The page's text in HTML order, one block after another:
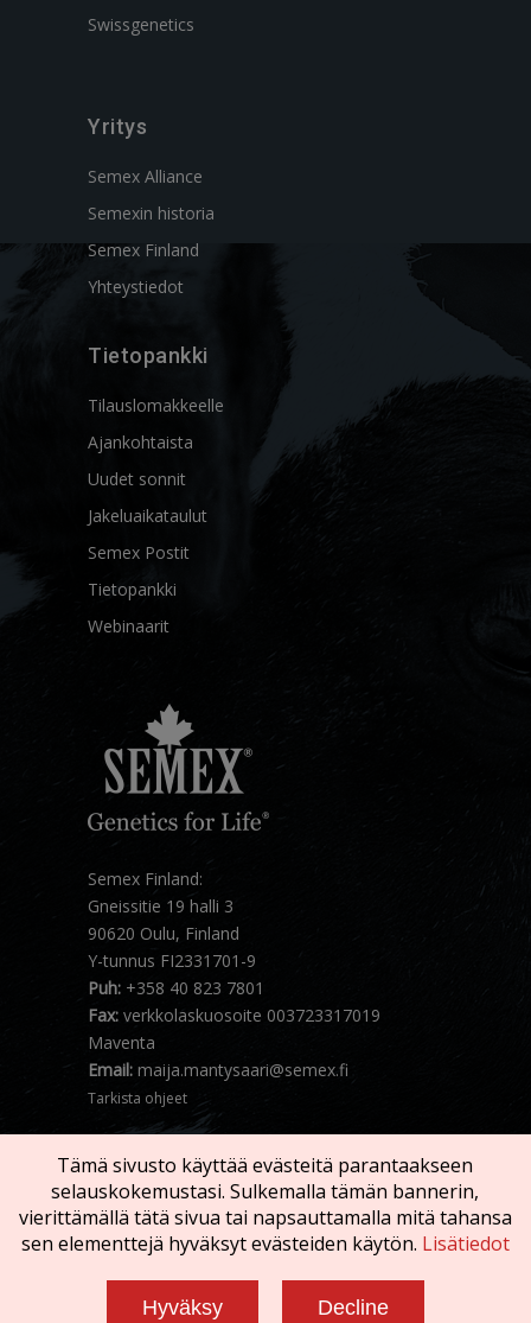
Swissgenetics
Yritys
Semex Alliance
Semexin historia
Semex Finland
Yhteystiedot
Tietopankki
Tilauslomakkeelle
Ajankohtaista
Uudet sonnit
Jakeluaikataulut
Semex Postit
Tietopankki
Webinaarit
Semex Finland:
Gneissitie 19 halli 3
90620 Oulu, Finland
Y-tunnus FI2331701-9
Puh: +358 40 823 7801
Fax: verkkolaskuosoite 003723317019
Maventa
Email: maija.mantysaari@semex.fi
Tarkista ohjeet
Copyright © 2026 SEMEX. Kaikki oikeaudet
Käyttöehdot | Tietosuojalauseke
Tämä sivusto käyttää evästeitä parantaakseen
selauskokemustasi. Sulkemalla tämän bannerin,
vierittämällä tätä sivua tai napsauttamalla mitä tahansa
sen elementtejä hyväksyt evästeiden käytön. Lisätiedot
Hyväksy Decline